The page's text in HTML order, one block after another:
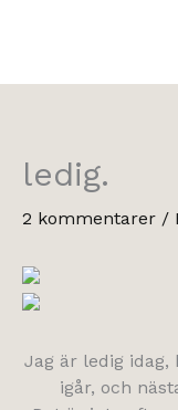
ledig.
2 kommentarer /
Jag är ledig
igår, och